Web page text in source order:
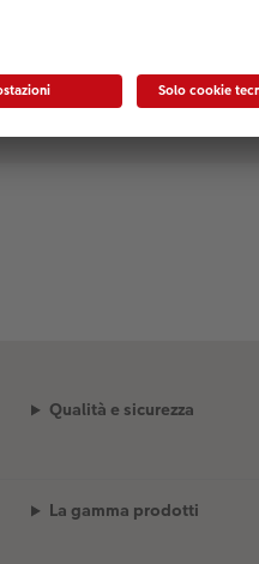
Qualità e sicurezza
La gamma prodotti